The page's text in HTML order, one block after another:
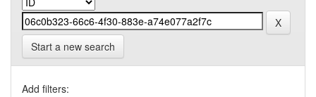
Start a new search
Add filters: